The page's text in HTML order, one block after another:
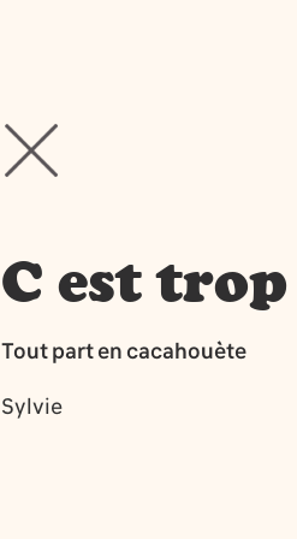
C est
Tout part en cacahouète
Sylvie